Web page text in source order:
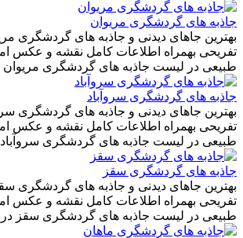
جاذبه های گردشگری مریوان
بهترین جاهای دیدنی و جاذبه های گردشگری
تفریحی بهمراه اطلاعات کامل نقشه و عکس
طبیعی در لیست جاذبه های گردشگری مریوان
جاذبه های گردشگری سروآباد
بهترین جاهای دیدنی و جاذبه های گردشگری
تفریحی بهمراه اطلاعات کامل نقشه و عکس
طبیعی در لیست جاذبه های گردشگری
جاذبه های گردشگری سقز
بهترین جاهای دیدنی و جاذبه های گردشگری
تفریحی بهمراه اطلاعات کامل نقشه و عکس
طبیعی در لیست جاذبه های گردشگری سقز در